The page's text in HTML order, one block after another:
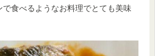
で食べるようなお料理でとても美味